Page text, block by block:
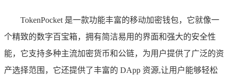
TokenPocket 是一款功能丰富的移动加密钱包，它就像一
个精致的数字百宝箱，拥有简洁易用的界面和强大的安全性
能，它支持多种主流加密货币和公链，为用户提供了广泛的资
产选择范围，它还提供了丰富的 DApp 资源,让用户能够轻松